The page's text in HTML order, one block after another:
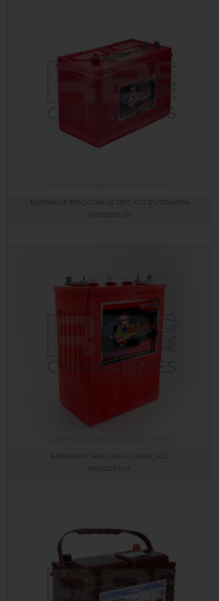
BATERIA DE TRACCION US 31DC XC2 12V 130A/105A
RB052010.US
BATERIA DE TRACCION US L16HC XC2
RB052033.US